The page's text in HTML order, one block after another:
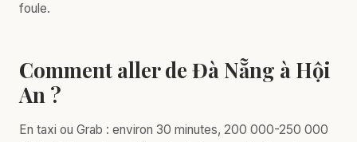
foule.
Comment aller de Đà Nẵng à Hội
An ?
En taxi ou Grab : environ 30 minutes, 200 000-250 000